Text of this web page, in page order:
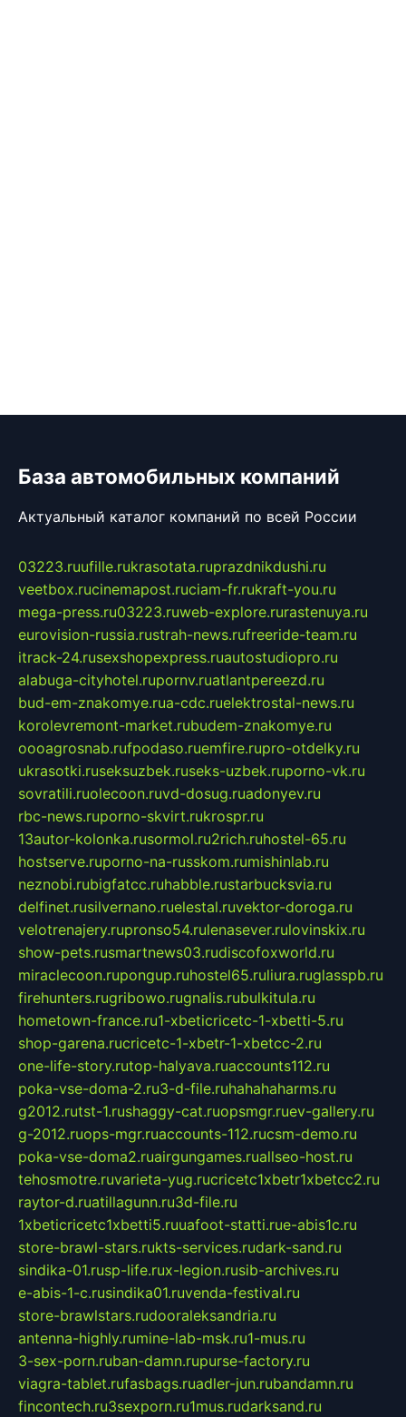
База автомобильных компаний
Актуальный каталог компаний по всей России
03223.ruufille.rukrasotata.ruprazdnikdushi.ru
veetbox.rucinemapost.ruciam-fr.rukraft-you.ru
mega-press.ru03223.ruweb-explore.rurastenuya.ru
eurovision-russia.rustrah-news.rufreeride-team.ru
itrack-24.rusexshopexpress.ruautostudiopro.ru
alabuga-cityhotel.rupornv.ruatlantpereezd.ru
bud-em-znakomye.rua-cdc.ruelektrostal-news.ru
korolevremont-market.rubudem-znakomye.ru
oooagrosnab.rufpodaso.ruemfire.rupro-otdelky.ru
ukrasotki.ruseksuzbek.ruseks-uzbek.ruporno-vk.ru
sovratili.ruolecoon.ruvd-dosug.ruadonyev.ru
rbc-news.ruporno-skvirt.rukrospr.ru
13autor-kolonka.rusormol.ru2rich.ruhostel-65.ru
hostserve.ruporno-na-russkom.rumishinlab.ru
neznobi.rubigfatcc.ruhabble.rustarbucksvia.ru
delfinet.rusilvernano.ruelestal.ruvektor-doroga.ru
velotrenajery.rupronso54.rulenasever.rulovinskix.ru
show-pets.rusmartnews03.rudiscofoxworld.ru
miraclecoon.rupongup.ruhostel65.ruliura.ruglasspb.ru
firehunters.rugribowo.rugnalis.rubulkitula.ru
hometown-france.ru1-xbeticricetc-1-xbetti-5.ru
shop-garena.rucricetc-1-xbetr-1-xbetcc-2.ru
one-life-story.rutop-halyava.ruaccounts112.ru
poka-vse-doma-2.ru3-d-file.ruhahahaharms.ru
g2012.rutst-1.rushaggy-cat.ruopsmgr.ruev-gallery.ru
g-2012.ruops-mgr.ruaccounts-112.rucsm-demo.ru
poka-vse-doma2.ruairgungames.ruallseo-host.ru
tehosmotre.ruvarieta-yug.rucricetc1xbetr1xbetcc2.ru
raytor-d.ruatillagunn.ru3d-file.ru
1xbeticricetc1xbetti5.ruuafoot-statti.rue-abis1c.ru
store-brawl-stars.rukts-services.rudark-sand.ru
sindika-01.rusp-life.rux-legion.rusib-archives.ru
e-abis-1-c.rusindika01.ruvenda-festival.ru
store-brawlstars.rudooraleksandria.ru
antenna-highly.rumine-lab-msk.ru1-mus.ru
3-sex-porn.ruban-damn.rupurse-factory.ru
viagra-tablet.rufasbags.ruadler-jun.rubandamn.ru
fincontech.ru3sexporn.ru1mus.rudarksand.ru